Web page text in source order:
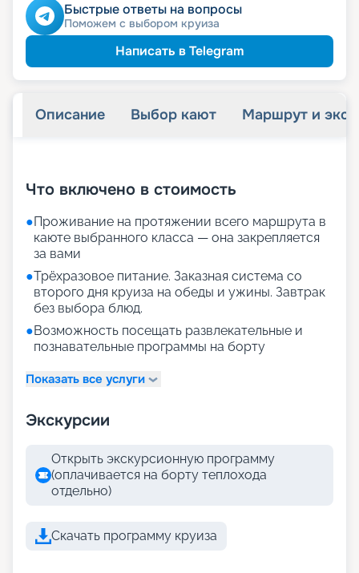
Быстрые ответы на вопросы
Поможем с выбором круиза
Написать в Telegram
Описание Выбор кают Маршрут и
Что включено в стоимость
●Проживание на протяжении всего маршрута в
каюте выбранного класса — она закрепляется
за вами
●Трёхразовое питание. Заказная система со
второго дня круиза на обеды и ужины. Завтрак
без выбора блюд.
●Возможность посещать развлекательные и
познавательные программы на борту
Показать все услуги
Экскурсии
Открыть экскурсионную программу
(оплачивается на борту теплохода
отдельно)
Скачать программу круиза